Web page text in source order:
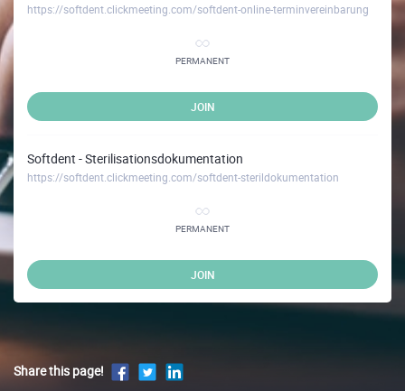
https://softdent.clickmeeting.com/softdent-online-terminvereinbarung
PERMANENT
JOIN
Softdent - Sterilisationsdokumentation
https://softdent.clickmeeting.com/softdent-sterildokumentation
PERMANENT
JOIN
Share this page!